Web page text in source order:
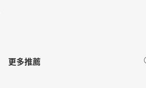
更多推薦